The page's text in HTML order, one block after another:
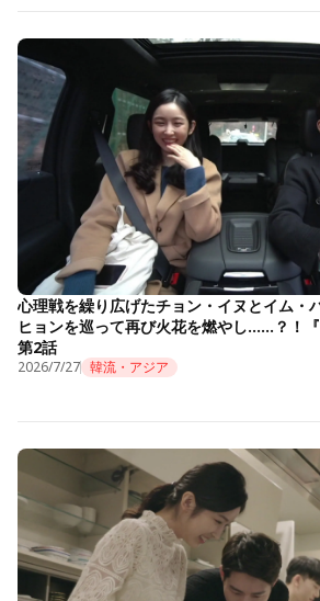
心理戦を繰り広げたチョン・イヌとイム・
ヒョンを巡って再び火花を燃やし……？！
第2話
2026/7/27 韓流・アジア